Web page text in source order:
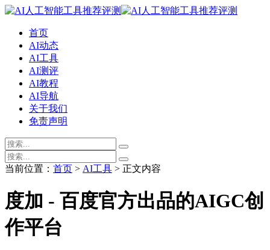
首页
AI动态
AI工具
AI测评
AI教程
AI导航
关于我们
免责声明
当前位置： 首页 > AI工具 > 正文内容
度加 - 百度官方出品的AIGC创
作平台